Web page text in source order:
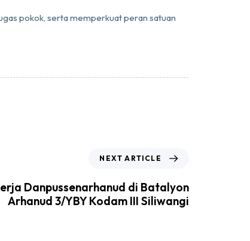
pokok, serta memperkuat peran satuan
NEXT ARTICLE
Danpussenarhanud di Batalyon
Arhanud 3/YBY Kodam III Siliwangi